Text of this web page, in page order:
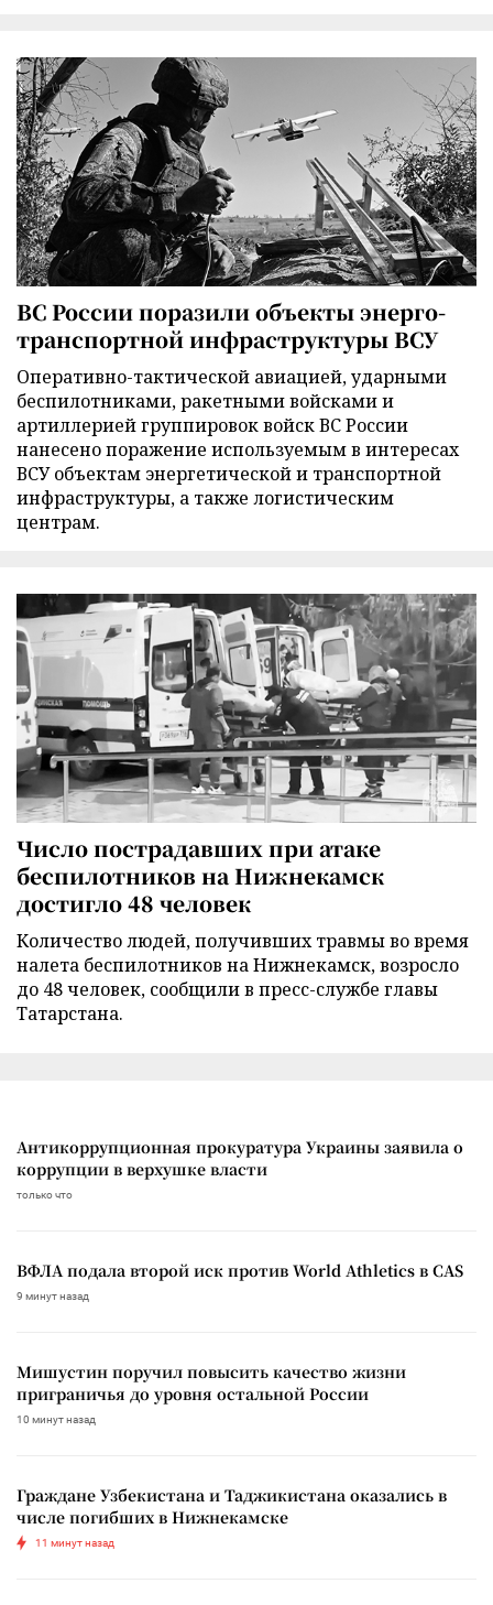
ВС России поразили объекты энерго-
транспортной инфраструктуры ВСУ
Оперативно-тактической авиацией, ударными
беспилотниками, ракетными войсками и
артиллерией группировок войск ВС России
нанесено поражение используемым в интересах
ВСУ объектам энергетической и транспортной
инфраструктуры, а также логистическим
центрам.
Число пострадавших при атаке
беспилотников на Нижнекамск
достигло 48 человек
Количество людей, получивших травмы во время
налета беспилотников на Нижнекамск, возросло
до 48 человек, сообщили в пресс-службе главы
Татарстана.
Антикоррупционная прокуратура Украины заявила о
коррупции в верхушке власти
только что
ВФЛА подала второй иск против World Athletics в CAS
9 минут назад
Мишустин поручил повысить качество жизни
приграничья до уровня остальной России
10 минут назад
Граждане Узбекистана и Таджикистана оказались в
числе погибших в Нижнекамске
11 минут назад